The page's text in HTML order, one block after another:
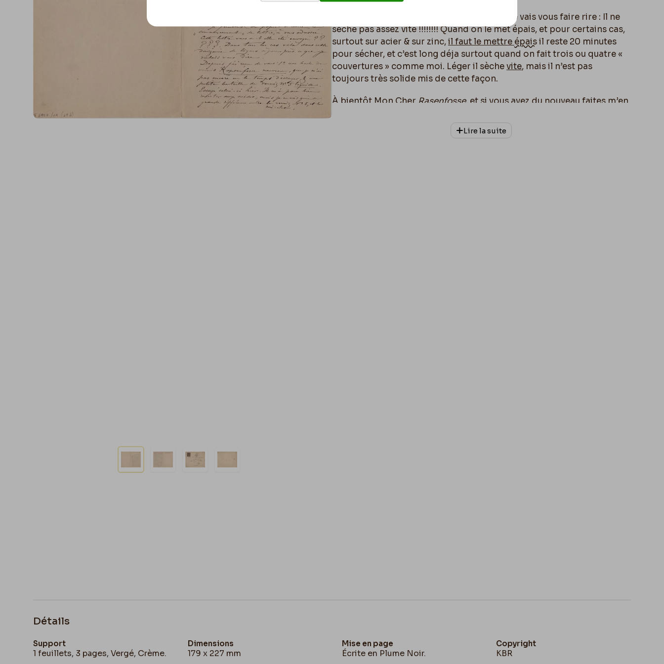
Quant au petit vernis : il est très bon, mais je vais vous faire rire : Il ne
sèche pas assez vite !!!!!!!! Quand on le met épais, et pour certains cas,
surtout sur acier & sur zinc,il faut le mettre épaisil reste 20 minutes
pour sécher, et c’est long déja surtout quand on fait trois ou quatre «
couvertures » comme moi. Léger il sèchevite, mais il n’est pas
toujours très solide mis de cette façon.
À bientôt Mon Cher Rasenfosse, et si vous avez du nouveau faites m’en
Lire la suite
Détails
Support
1 feuillets, 3 pages, Vergé, Crème.
Dimensions
179 x 227 mm
Mise en page
Écrite en Plume Noir.
Copyright
KBR